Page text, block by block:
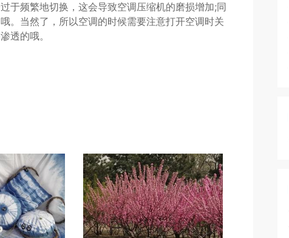
于频繁地切换，这会导致空调压缩机的磨损增加;同
。当然了，所以空调的时候需要注意打开空调时关
透的哦。